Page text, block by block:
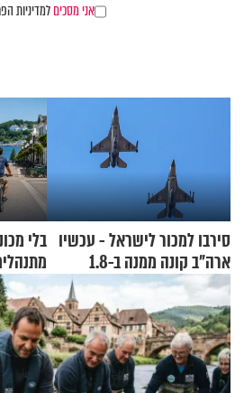
אני מסכיםלמדיניות
סירבו למכור לישראל - עכשיו
ארה"ב קונה ממנה ב-1.8
מיליארד דולר
בלי
לנהוג כבר